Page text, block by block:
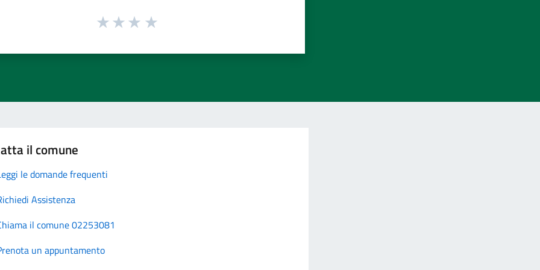
il comune
le domande frequenti
Assistenza
il comune 02253081
un appuntamento